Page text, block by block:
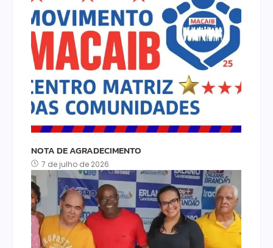
NOTA DE AGRADECIMENTO
7 de julho de 2026